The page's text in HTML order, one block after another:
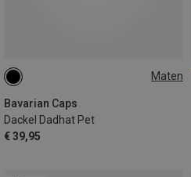
Maten
Bavarian Caps
Dackel Dadhat Pet
€ 39,95
ONE SIZE